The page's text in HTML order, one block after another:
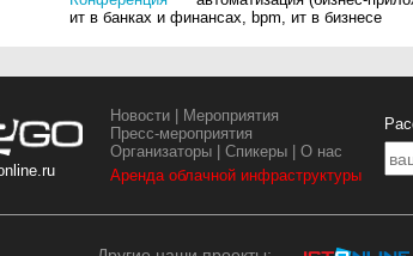
ит в банках и финансах, bpm, ит в бизнесе
Новости
Мероприятия
Пресс-мероприятия
Организаторы |Спикеры |О нас
Аренда облачной инфраструктуры